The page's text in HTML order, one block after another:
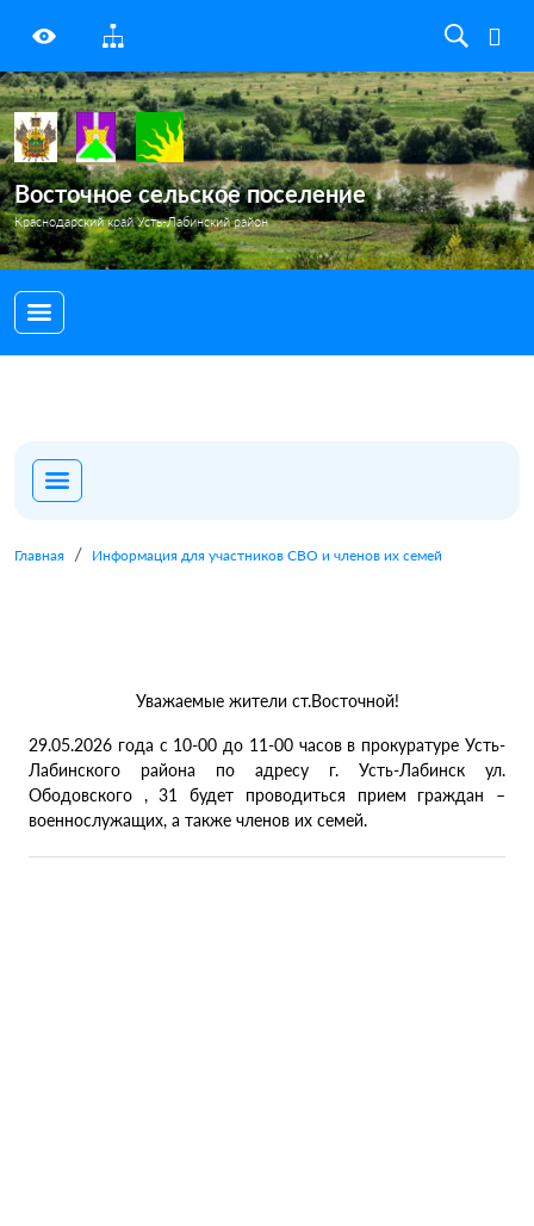
Восточное сельское поселение
Краснодарский край Усть-Лабинский район
Главная Информация для участников СВО и членов их семей
Уважаемые жители ст.Восточной!
29.05.2026 года с 10-00 до 11-00 часов в прокуратуре Усть-
Лабинского района по адресу г. Усть-Лабинск ул.
Ободовского , 31 будет проводиться прием граждан –
военнослужащих, а также членов их семей.